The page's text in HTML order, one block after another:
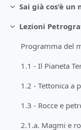
Minimizza
Sai già cos'è un
Minimizza
Lezioni
1.1 - Il Pianeta
1.3 - Rocce e